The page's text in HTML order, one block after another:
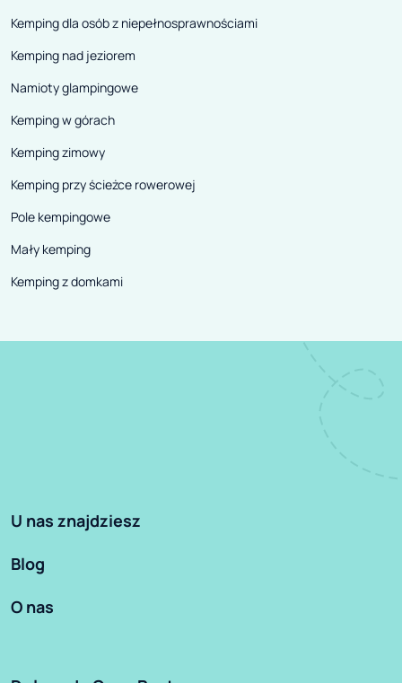
Kemping dla osób z niepełnosprawnościami
Kemping nad jeziorem
Namioty glampingowe
Kemping w górach
Kemping zimowy
Kemping przy ścieżce rowerowej
Pole kempingowe
Mały kemping
Kemping z domkami
U nas znajdziesz
Blog
O nas